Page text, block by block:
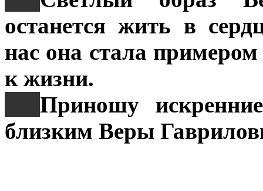
останется жить в
нас она стала
к жизни.
Приношу
близким Веры